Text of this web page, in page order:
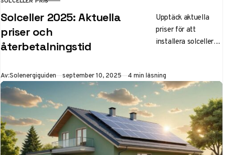
KATEGORI
Solceller 2025: Aktuella
priser och
återbetalningstid
Upptäck aktuella
priser för att
installera solceller
återbetalningstid på
7-12 år, grönt avdrag
och tips för bästa
erbjudandet. Prisfall
på 14% under 2025!
Av:Solenergiguiden Publicerad
september 10, 2025 4 min läsning